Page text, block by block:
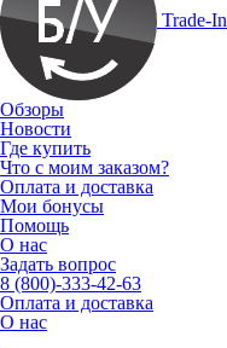
Trade-In
Обзоры
Новости
Где купить
Что с моим заказом?
Оплата и доставка
Мои бонусы
Помощь
О нас
Задать вопрос
8 (800)-333-42-63
Оплата и доставка
О нас